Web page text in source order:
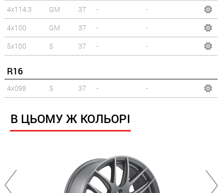
4x114.3
GM 37 -
-
4x100
GM 37 -
-
5x100
S 37 - -
R16
4x098 S 37 - -
В ЦЬОМУ Ж КОЛЬОРІ